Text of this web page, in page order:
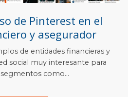
de Pinterest en el
y asegurador
de entidades financieras y
social muy interesante para
como...